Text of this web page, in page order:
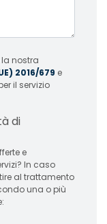
nostra
2016/679 e
il servizio
di
e
caso
al trattamento
una o più